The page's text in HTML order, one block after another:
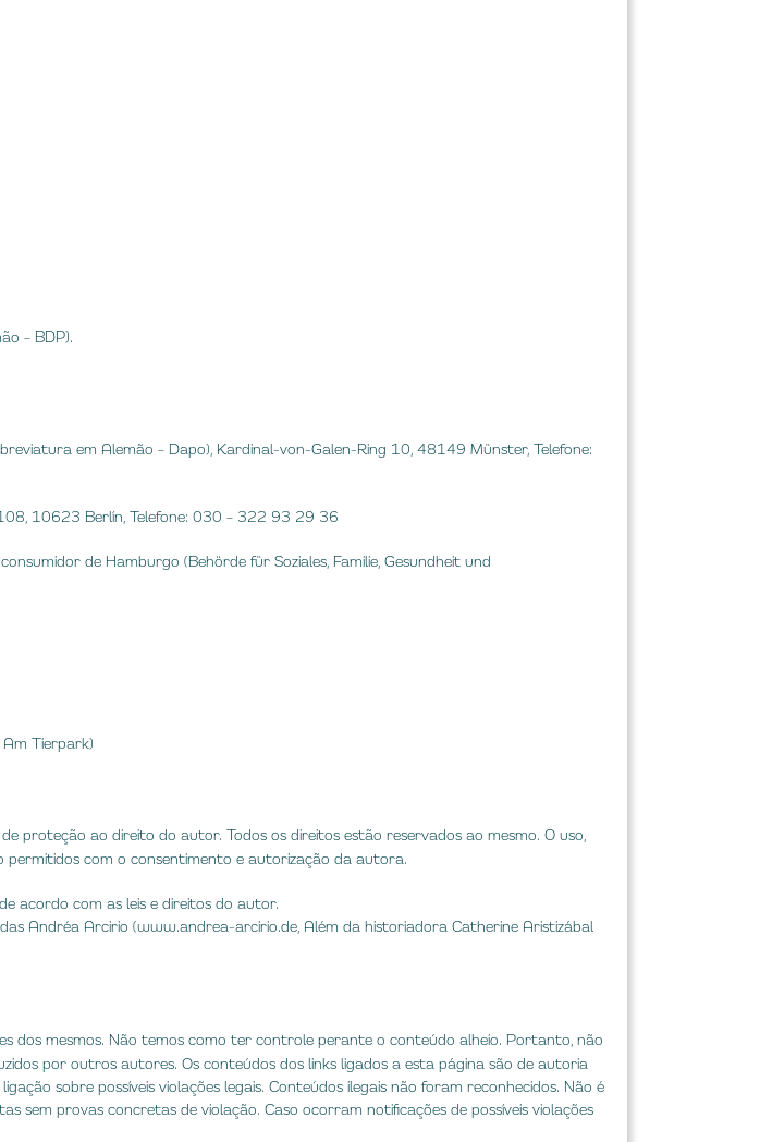
– BDP).
em Alemão – Dapo), Kardinal-von-Galen-Ring 10, 48149 Münster, Telefone:
10623 Berlín, Telefone: 030 – 322 93 29 36
de Hamburgo (Behörde für Soziales, Familie, Gesundheit und
Tierpark)
proteção ao direito do autor. Todos os direitos estão reservados ao mesmo. O uso,
com o consentimento e autorização da autora.
acordo com as leis e direitos do autor.
Andréa Arcirio (www.andrea-arcirio.de, Além da historiadora Catherine Aristizábal
dos mesmos. Não temos como ter controle perante o conteúdo alheio. Portanto, não
por outros autores. Os conteúdos dos links ligados a esta página são de autoria
sobre possíveis violações legais. Conteúdos ilegais não foram reconhecidos. Não é
sem provas concretas de violação. Caso ocorram notificações de possíveis violações